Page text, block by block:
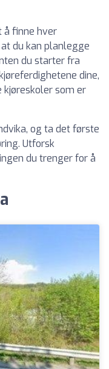
å finne hver
du kan planlegge
du starter fra
dine,
som er
og ta det første
Utforsk
du trenger for å